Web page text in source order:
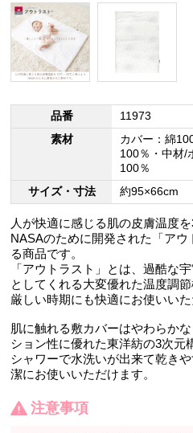
品番
11973
素材
カバー：綿
100％・中材/
100％
サイズ・寸法
約95×66cm
人が快適に感じる肌の皮膚温度
NASAのために開発された「ア
る商品です。
「アウトラスト」とは、過酷な
としてくれる大変優れた温度調
厳しい時期にも快適にお使いいた
肌に触れる敷カバーはやわらか
ション性に優れた東洋紡の3次元
シャワーで水洗いが出来て乾き
潔にお使いいただけます。
注意事項